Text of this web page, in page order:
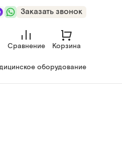
Заказать звонок
Сравнение Корзина
оборудование